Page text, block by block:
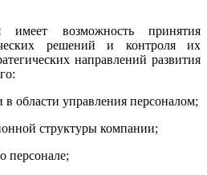
имеет возможность принятия
решений и контроля их
направлений развития
в области управления персоналом;
структуры компании;
персонале;